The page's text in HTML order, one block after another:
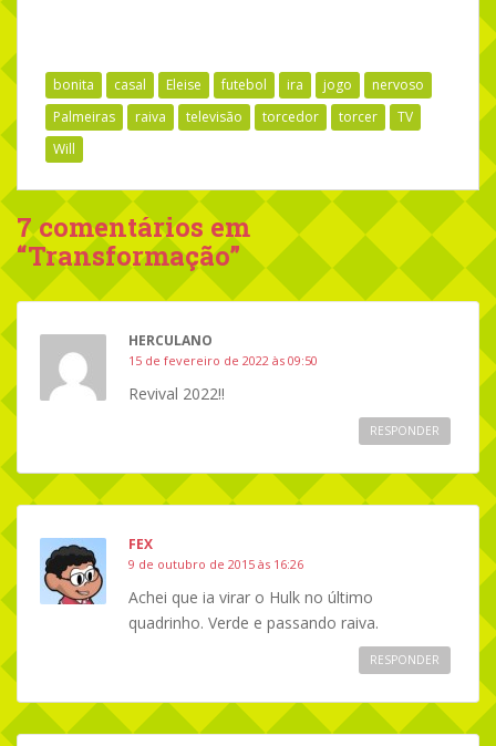
bonita casal Eleise futebol ira jogo
nervoso
Palmeiras
raiva televisão torcedor torcer
TV
Will
7 comentários em
“Transformação”
HERCULANO
15 de fevereiro de 2022 às 09:50
Revival 2022!!
RESPONDER
FEX
9 de outubro de 2015 às 16:26
Achei que ia virar o Hulk no último
quadrinho. Verde e passando raiva.
RESPONDER